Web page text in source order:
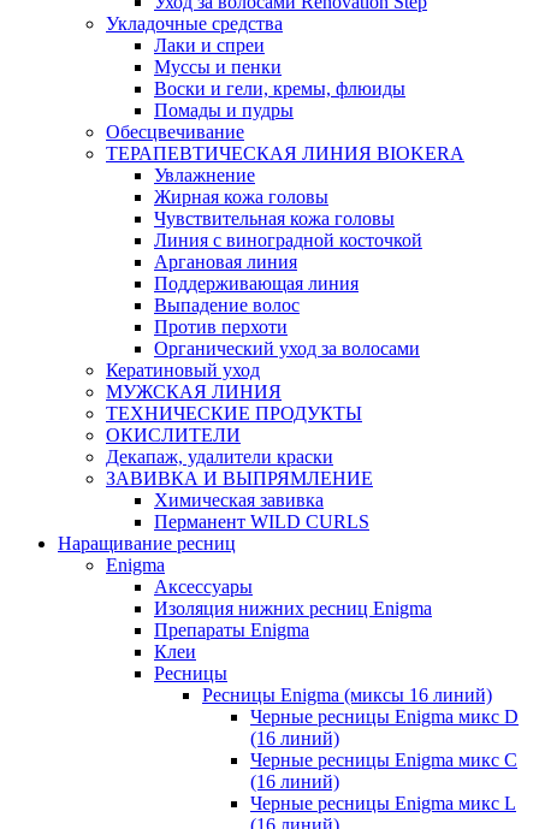
Укладочные средства
Лаки и спреи
Муссы и пенки
Воски и гели, кремы, флюиды
Помады и пудры
Обесцвечивание
ТЕРАПЕВТИЧЕСКАЯ ЛИНИЯ BIOKERA
Увлажнение
Жирная кожа головы
Чувствительная кожа головы
Линия c виноградной косточкой
Аргановая линия
Поддерживающая линия
Выпадение волос
Против перхоти
Органический уход за волосами
Кератиновый уход
МУЖСКАЯ ЛИНИЯ
ТЕХНИЧЕСКИЕ ПРОДУКТЫ
ОКИСЛИТЕЛИ
Декапаж, удалители краски
ЗАВИВКА И ВЫПРЯМЛЕНИЕ
Химическая завивка
Перманент WILD CURLS
Наращивание ресниц
Enigma
Аксессуары
Изоляция нижних ресниц Enigma
Препараты Enigma
Клеи
Ресницы
Ресницы Enigma (миксы 16 линий)
Черные ресницы Enigma микс D
(16 линий)
Черные ресницы Enigma микс C
(16 линий)
Черные ресницы Enigma микс L